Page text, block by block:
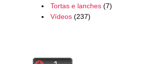
Tortas e lanches (7)
Vídeos (237)